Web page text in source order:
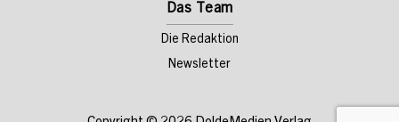
Das Team
Die Redaktion
Newsletter